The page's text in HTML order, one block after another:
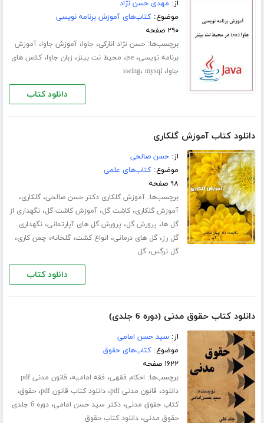
از: مهدی حسن نژاد
موضوع:کتاب‌های آموزش برنامه نویسی
۲۹۰ صفحه
برچسب‌ها:حسن نژاد انارکی، جاوا،آموزش جاوا،آموزش
برنامه نویسی،jse، محیط نت بینز، زبان جاوا،کلاس های
جاوا، swing، mysql
دانلود کتاب
دانلود کتاب آموزش گلکاری
از:حسن صالحی
موضوع:کتاب‌های علمی
۹۸ صفحه
برچسب‌ها:آموزش گلکاری دکتر حسن صالحی،گلکاری،
آموزش گلکاری،کاشت گل،آموزش کاشت گل،نگهداری از
گل ها، پرورش گل، پرورش گل های آپارتمانی،نگهداری
گل رز،گل های درمانی، انواع کشت،گلخانه، چمن کاری،
گل نرگس،گل
دانلود کتاب
دانلود کتاب حقوق مدنی (دوره 6 جلدی)
از:سید حسن امامی
موضوع:کتاب‌های حقوق
۱۶۲۲ صفحه
برچسب‌ها: احکام فقهی، فقه امامیه،
قانون مدنی pdf
دانلود، قانون مدنی pdf ،دانلود کتاب قانون pdf ،حقوق،
کتاب حقوق مدنی،دکتر سید حسن امامی،
دوره 6 جلدی
حقوق مدنی،دانلود کتاب حقوق